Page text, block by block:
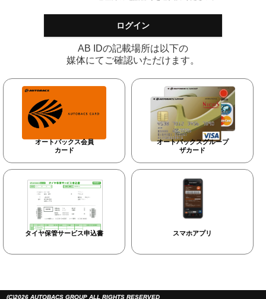
ログイン
AB IDの記載場所は以下の
媒体にてご確認いただけます。
オートバックス会員
カード
オートバックスグループ
ザカード
タイヤ保管サービス申込書 スマホアプリ
(C)2026 AUTOBACS GROUP ALL RIGHTS RESERVED